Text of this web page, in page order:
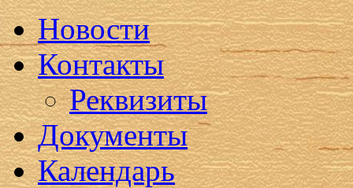
Новости
Контакты
Реквизиты
Документы
Календарь